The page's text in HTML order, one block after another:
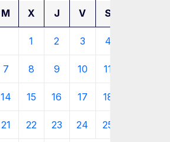
M X J V S
1 2 3 4
7 8 9 10 11
14 15 16 17 18
21 22 23 24 25